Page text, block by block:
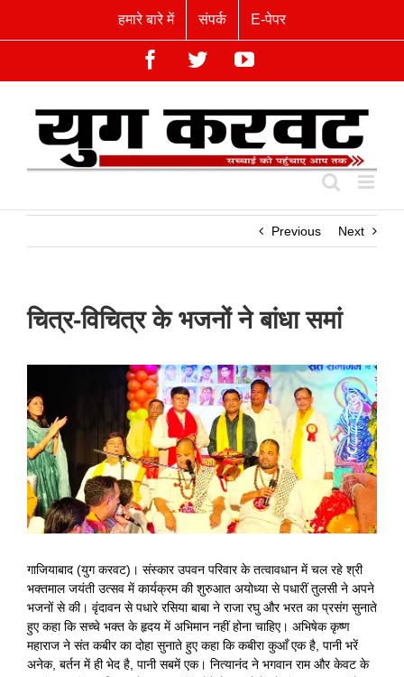
हमारे बारे में संपर्क E-पेपर
Facebook
TwitterYouTube
Previous Next
चित्र-विचित्र के भजनों ने बांधा समां
Larger
Image
गाजियाबाद (युग करवट)। संस्कार उपवन परिवार के तत्वावधान में चल रहे श्री
भक्तमाल जयंती उत्सव में कार्यक्रम की शुरुआत अयोध्या से पधारीं तुलसी ने अपने
भजनों से की। वृंदावन से पधारे रसिया बाबा ने राजा रघु और भरत का प्रसंग सुनाते
हुए कहा कि सच्चे भक्त के हृदय में अभिमान नहीं होना चाहिए। अभिषेक कृष्ण
महाराज ने संत कबीर का दोहा सुनाते हुए कहा कि कबीरा कुआँ एक है, पानी भरें
अनेक, बर्तन में ही भेद है, पानी सबमें एक। नित्यानंद ने भगवान राम और केवट के